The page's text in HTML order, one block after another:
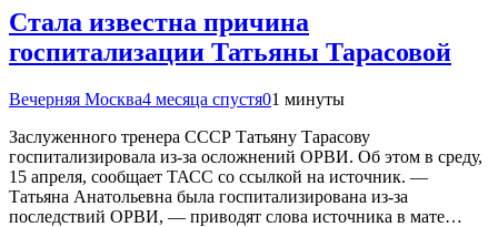
Стала известна причина
госпитализации Татьяны Тарасовой
Вечерняя Москва4 месяца спустя01 минуты
Заслуженного тренера СССР Татьяну Тарасову
госпитализировала из-за осложнений ОРВИ. Об этом в среду,
15 апреля, сообщает ТАСС со ссылкой на источник. —
Татьяна Анатольевна была госпитализирована из-за
последствий ОРВИ, — приводят слова источника в мате…